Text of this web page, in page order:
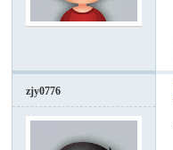
zjy0776